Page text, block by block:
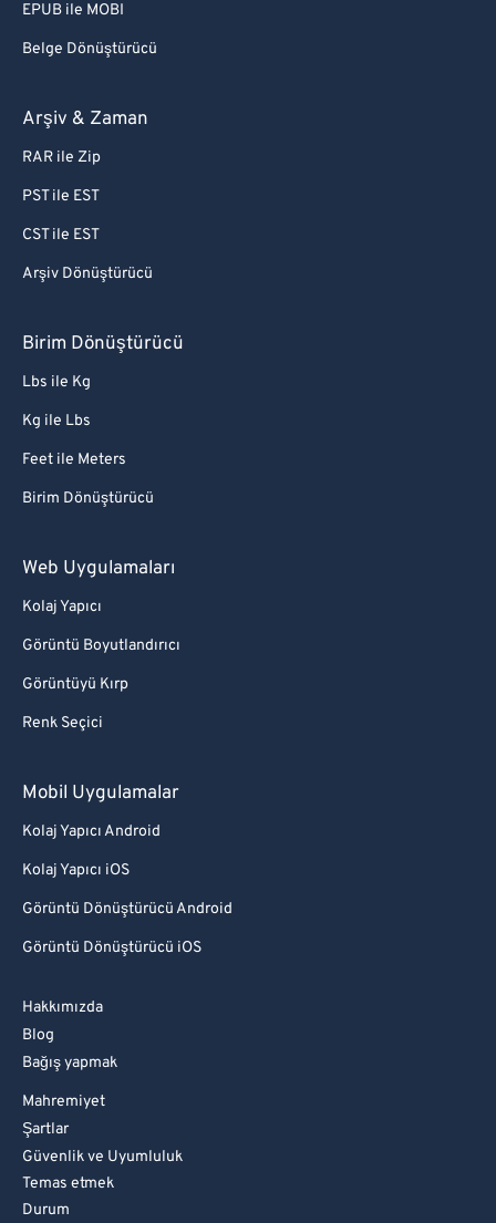
EPUB ile MOBI
Belge Dönüştürücü
Arşiv & Zaman
RAR ile Zip
PST ile EST
CST ile EST
Arşiv Dönüştürücü
Birim Dönüştürücü
Lbs ile Kg
Kg ile Lbs
Feet ile Meters
Birim Dönüştürücü
Web Uygulamaları
Kolaj Yapıcı
Görüntü Boyutlandırıcı
Görüntüyü Kırp
Renk Seçici
Mobil Uygulamalar
Kolaj Yapıcı Android
Kolaj Yapıcı iOS
Görüntü Dönüştürücü Android
Görüntü Dönüştürücü iOS
Hakkımızda
Blog
Bağış yapmak
Mahremiyet
Şartlar
Güvenlik ve Uyumluluk
Temas etmek
Durum